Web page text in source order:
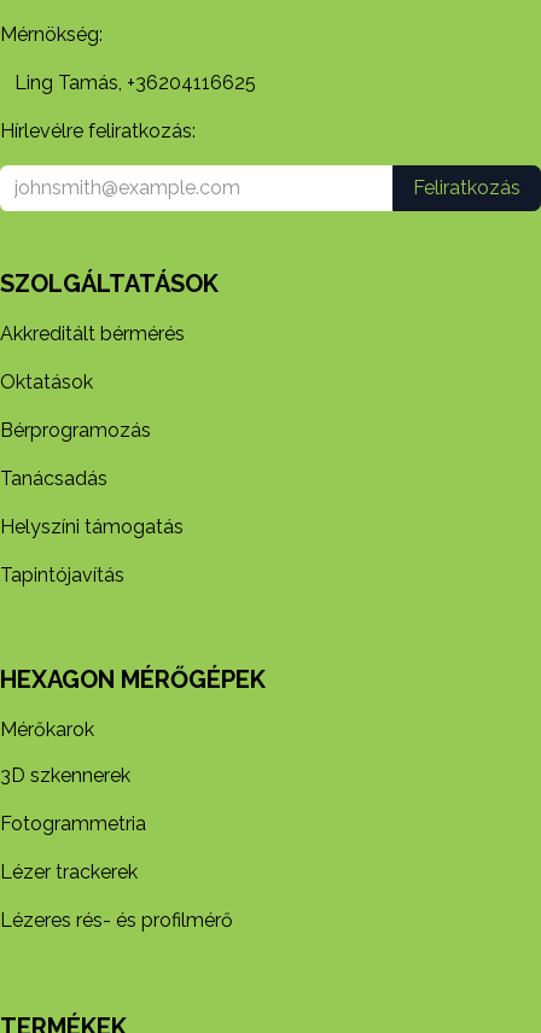
Mérnökség:
Ling Tamás, +36204116625
Hírlevélre feliratkozás:
Feliratkozás
SZOLGÁLTATÁSOK
Akkreditált bérmérés
Oktatások
Bérprogramozás
Tanácsadás
Helyszíni támogatás
Tapintójavítás
HEXAGON MÉRŐGÉPEK
Mérőkarok
3D szkennerek
Fotogrammetria
Lézer trackerek
Lézeres rés- és profilmérő
TERMÉKEK